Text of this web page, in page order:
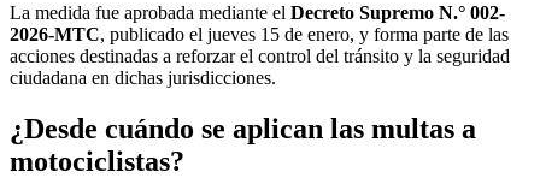
La medida fue aprobada mediante el Decreto Supremo N.° 002-
2026-MTC, publicado el jueves 15 de enero, y forma parte de las
acciones destinadas a reforzar el control del tránsito y la seguridad
ciudadana en dichas jurisdicciones.
¿Desde cuándo se aplican las multas a
motociclistas?